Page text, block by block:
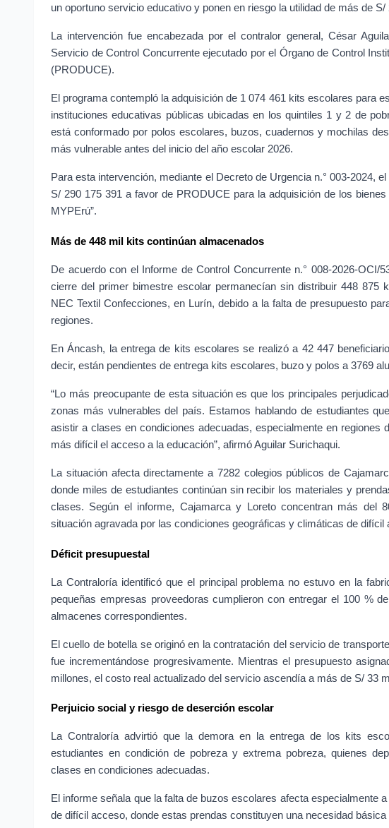
un oportuno servicio educativo y ponen en riesgo la utilidad de más de
La intervención fue encabezada por el contralor general, César
Servicio de Control Concurrente ejecutado por el Órgano de Control
(PRODUCE).
El programa contempló la adquisición de 1 074 461 kits escolares para
instituciones educativas públicas ubicadas en los quintiles 1 y 2 de
está conformado por polos escolares, buzos, cuadernos y mochilas
más vulnerable antes del inicio del año escolar 2026.
Para esta intervención, mediante el Decreto de Urgencia n.° 003-2024,
S/ 290 175 391 a favor de PRODUCE para la adquisición de los
MYPErú”.
Más de 448 mil kits continúan almacenados
De acuerdo con el Informe de Control Concurrente n.° 008-2026-OCI/
cierre del primer bimestre escolar permanecían sin distribuir 448 875
NEC Textil Confecciones, en Lurín, debido a la falta de presupuesto
regiones.
En Áncash, la entrega de kits escolares se realizó a 42 447
decir, están pendientes de entrega kits escolares, buzo y polos a 3769
“Lo más preocupante de esta situación es que los principales
zonas más vulnerables del país. Estamos hablando de estudiantes
asistir a clases en condiciones adecuadas, especialmente en regiones
más difícil el acceso a la educación”, afirmó Aguilar Surichaqui.
La situación afecta directamente a 7282 colegios públicos de
donde miles de estudiantes continúan sin recibir los materiales y
clases. Según el informe, Cajamarca y Loreto concentran más del
situación agravada por las condiciones geográficas y climáticas de difícil
Déficit presupuestal
La Contraloría identificó que el principal problema no estuvo en la
pequeñas empresas proveedoras cumplieron con entregar el 100 %
almacenes correspondientes.
El cuello de botella se originó en la contratación del servicio de
fue incrementándose progresivamente. Mientras el presupuesto
millones, el costo real actualizado del servicio ascendía a más de S/ 33
Perjuicio social y riesgo de deserción escolar
La Contraloría advirtió que la demora en la entrega de los kits
estudiantes en condición de pobreza y extrema pobreza, quienes
clases en condiciones adecuadas.
El informe señala que la falta de buzos escolares afecta especialmente
de difícil acceso, donde estas prendas constituyen una necesidad